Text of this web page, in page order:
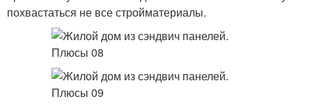
похвастаться не все стройматериалы.